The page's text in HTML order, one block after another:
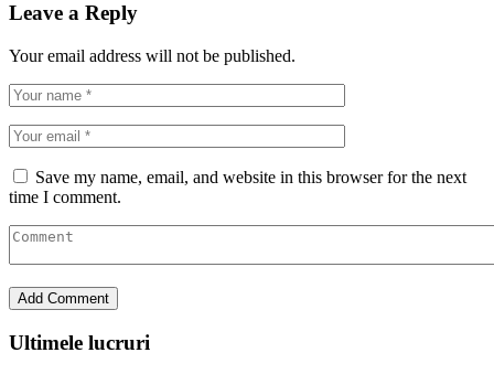
Leave a Reply
Your email address will not be published.
Save my name, email, and website in this browser for the next
time I comment.
Ultimele lucruri